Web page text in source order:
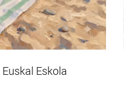
Eskola